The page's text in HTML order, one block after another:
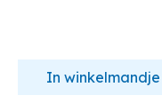
In winkelmandje